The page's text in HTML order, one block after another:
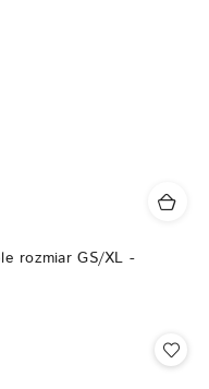
rozmiar GS/XL -